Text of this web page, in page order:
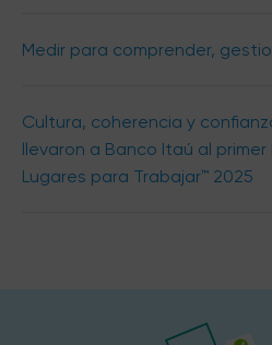
Medir para comprender,
Cultura, coherencia y
llevaron a Banco Itaú al primer
Lugares para Trabajar™ 2025